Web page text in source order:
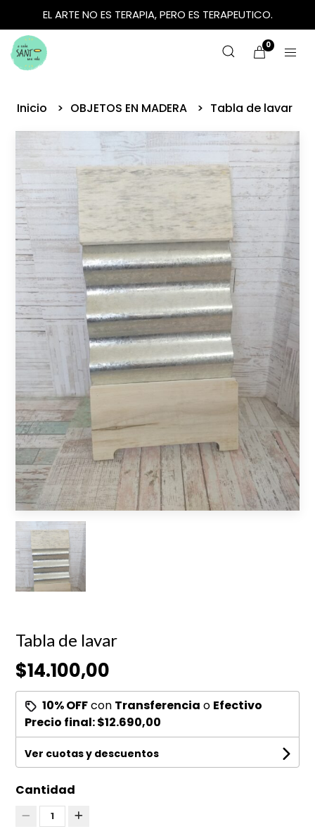
EL ARTE NO ES TERAPIA, PERO ES TERAPEUTICO.
0
Inicio OBJETOS EN MADERA Tabla de lavar
Tabla de lavar
$14.100,00
10% OFFcon Transferencia o Efectivo
Precio final:$12.690,00
Ver cuotas y descuentos
Cantidad
1